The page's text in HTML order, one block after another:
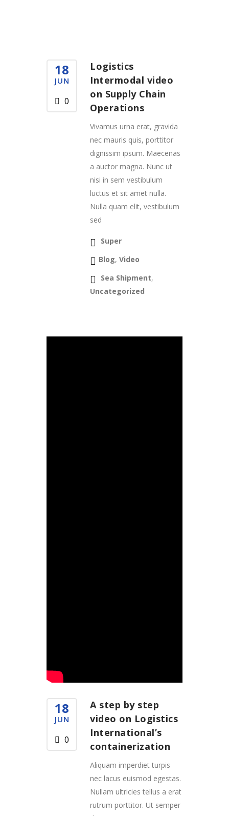
18
JUN
0
Logistics
Intermodal video
on Supply Chain
Operations
Vivamus urna erat, gravida
nec mauris quis, porttitor
dignissim ipsum. Maecenas
a auctor magna. Nunc ut
nisi in sem vestibulum
luctus et sit amet nulla.
Nulla quam elit, vestibulum
sed
Super
Blog, Video
Sea Shipment,
Uncategorized
18
JUN
0
A step by step
video on Logistics
International’s
containerization
Aliquam imperdiet turpis
nec lacus euismod egestas.
Nullam ultricies tellus a erat
rutrum porttitor. Ut semper